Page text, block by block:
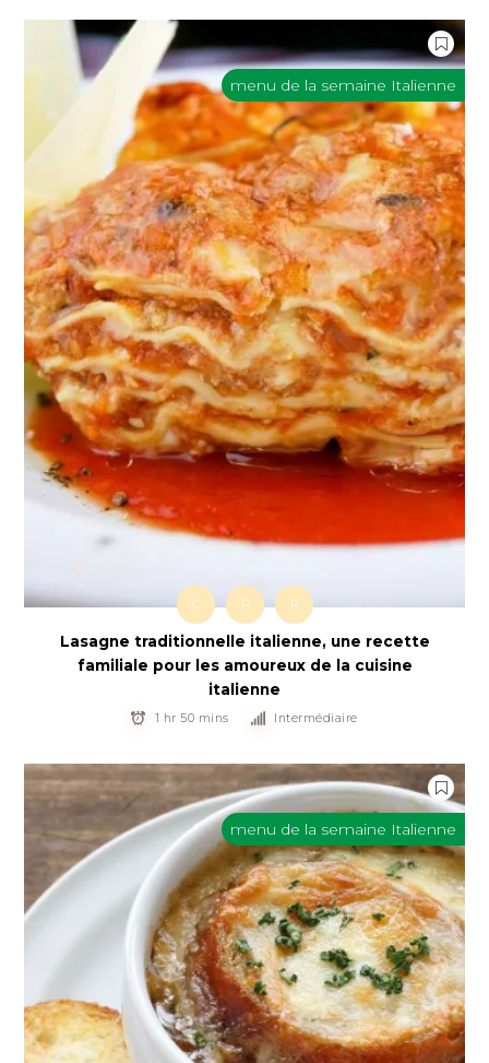
menu de la semaine Italienne
C P P
Lasagne traditionnelle italienne, une recette
familiale pour les amoureux de la cuisine
italienne
1 hr 50 mins Intermédiaire
menu de la semaine Italienne